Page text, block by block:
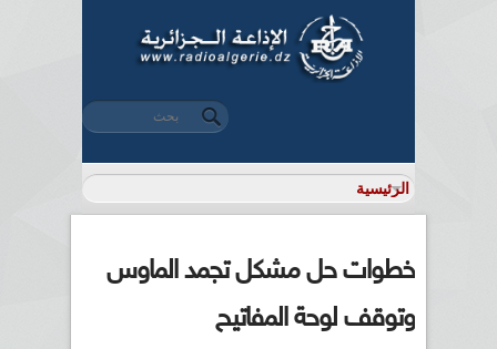
استمارة البحث
‏بحث ‏
خطوات حل مشكل تجمد الماوس
وتوقف لوحة المفاتيح